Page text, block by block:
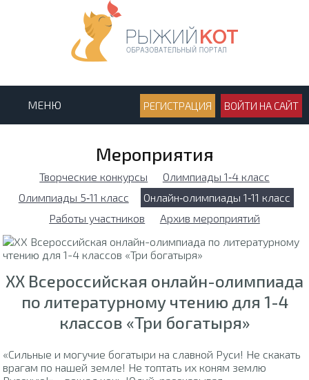
МЕНЮ РЕГИСТРАЦИЯ ВОЙТИ НА САЙТ
Мероприятия
Творческие конкурсы
Олимпиады 1‑4 класс
Олимпиады 5‑11 класс
Онлайн‑олимпиады 1‑11 класс
Работы участников
Архив мероприятий
XX Всероссийская онлайн-олимпиада
по литературному чтению для 1-4
классов «Три богатыря»
«Сильные и могучие богатыри на славной Руси! Не скакать
врагам по нашей земле! Не топтать их коням землю